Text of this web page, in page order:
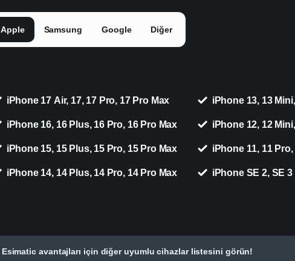
Apple Samsung Google Diğer
iPhone 17 Air, 17, 17 Pro, 17 Pro Max
iPhone 16, 16 Plus, 16 Pro, 16 Pro Max
iPhone 15, 15 Plus, 15 Pro, 15 Pro Max
iPhone 14, 14 Plus, 14 Pro, 14 Pro Max
iPhone 13, 13
iPhone 12, 12
iPhone 11, 11
iPhone SE 2, SE 3
Esimatic avantajları için diğer uyumlu cihazlar listesini görün!